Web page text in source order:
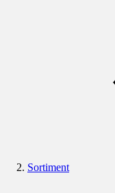
Sortiment